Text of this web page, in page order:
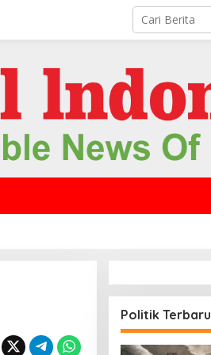
Politik Terbaru